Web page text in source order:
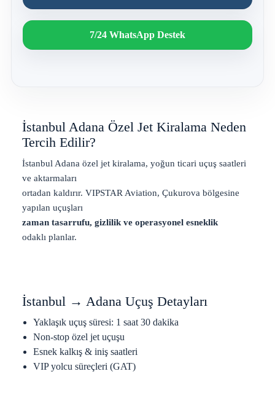
7/24 WhatsApp Destek
İstanbul Adana Özel Jet Kiralama Neden
Tercih Edilir?
İstanbul Adana özel jet kiralama, yoğun ticari uçuş saatleri
ve aktarmaları
ortadan kaldırır. VIPSTAR Aviation, Çukurova bölgesine
yapılan uçuşları
zaman tasarrufu, gizlilik ve operasyonel esneklik
odaklı planlar.
İstanbul → Adana Uçuş Detayları
Yaklaşık uçuş süresi: 1 saat 30 dakika
Non-stop özel jet uçuşu
Esnek kalkış & iniş saatleri
VIP yolcu süreçleri (GAT)